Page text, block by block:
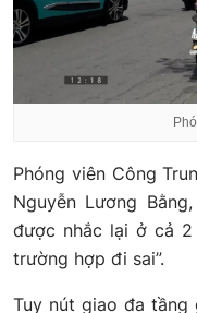
Phóng viên Công
Nguyễn Lương
được nhắc lại ở cả 2
trường hợp đi sai”.
Tuy nút giao đa